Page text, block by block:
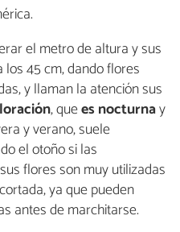
el metro de altura y sus
45 cm, dando flores
y llaman la atención sus
, quees nocturnay
y verano, suele
el otoño si las
flores son muy utilizadas
ya que pueden
antes de marchitarse.